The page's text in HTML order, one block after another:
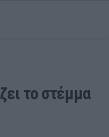
το στέμμα